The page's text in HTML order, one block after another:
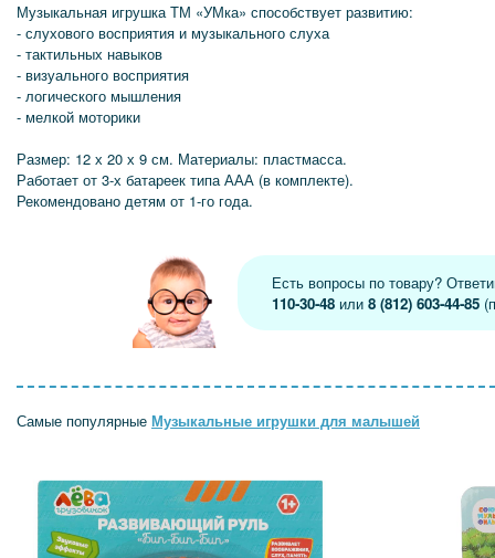
Музыкальная игрушка ТМ «УМка» способствует развитию:
- слухового восприятия и музыкального слуха
- тактильных навыков
- визуального восприятия
- логического мышления
- мелкой моторики
Размер: 12 х 20 х 9 см. Материалы: пластмасса.
Работает от 3-х батареек типа ААА (в комплекте).
Рекомендовано детям от 1-го года.
Есть вопросы по товару?
110-30-48 или8 (812) 603-44-85
Самые популярные Музыкальные игрушки для малышей